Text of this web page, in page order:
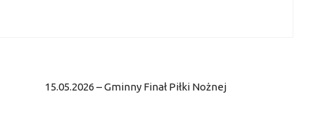
15.05.2026 – Gminny Finał Piłki Nożnej